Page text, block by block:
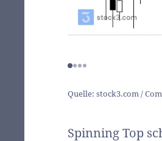
Quelle: stock3.com /
Spinning Top